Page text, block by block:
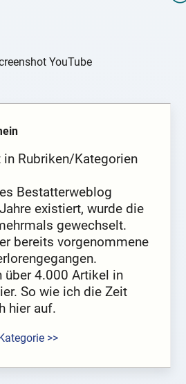
YouTube
Rubriken/Kategorien
Bestatterweblog
existiert, wurde die
gewechselt.
bereits vorgenommene
über 4.000 Artikel in
So wie ich die Zeit
hier auf.
>>